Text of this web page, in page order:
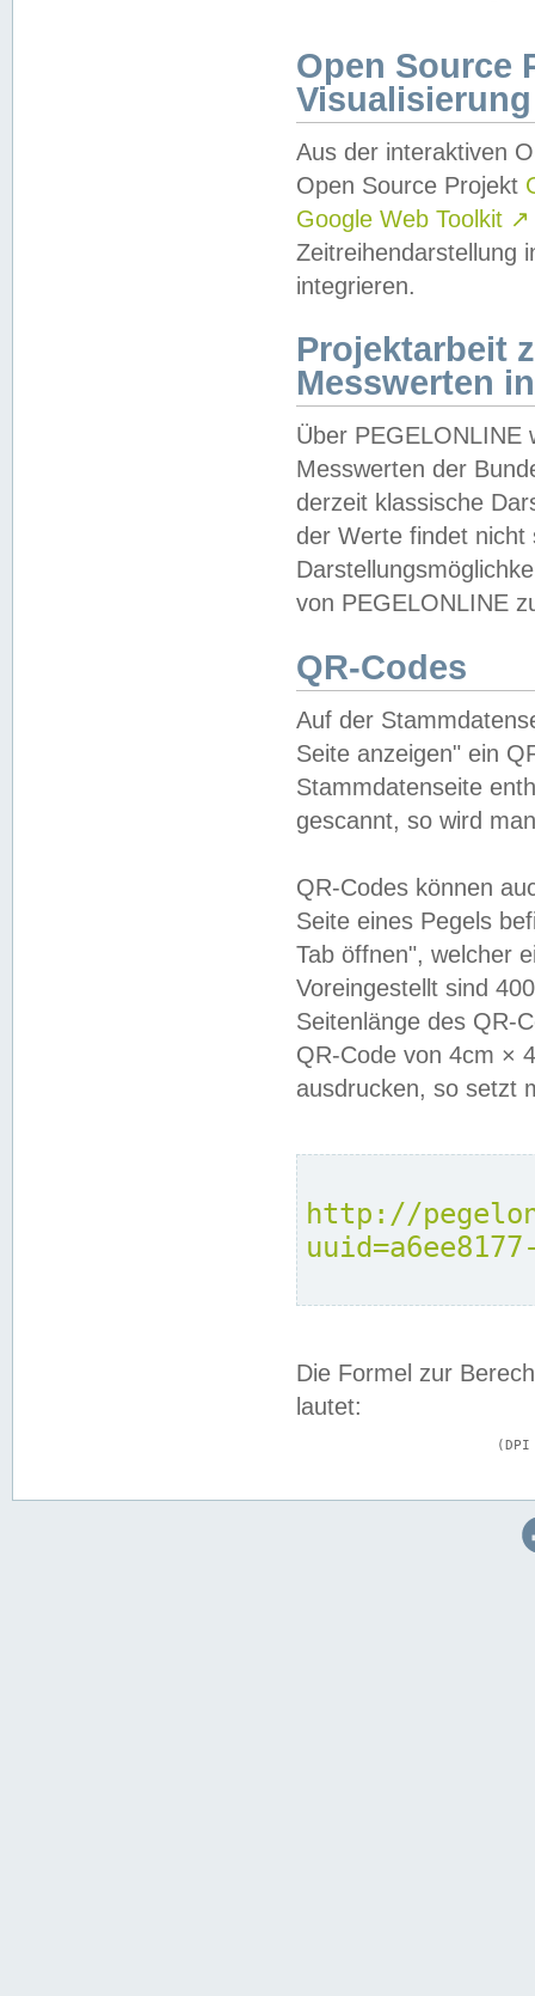
Open Source
Visualisierung
Aus der interaktiven
Open Source Projekt
Google Web Toolkit ↗
Zeitreihendarstellung
integrieren.
Projektarbeit
Messwerten
Über PEGELONLINE
Messwerten der
derzeit klassische
der Werte findet
von PEGELONLINE
QR-Codes
Auf der
Seite anzeigen" ein
Stammdatenseite
gescannt, so wird
QR-Codes können
Seite eines Pegels
Tab öffnen", welcher
Voreingestellt sind
Seitenlänge des QR-
QR-Code von 4cm ×
ausdrucken, so setzt
http://
Die Formel zur
lautet: